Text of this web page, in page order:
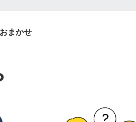
まかせ